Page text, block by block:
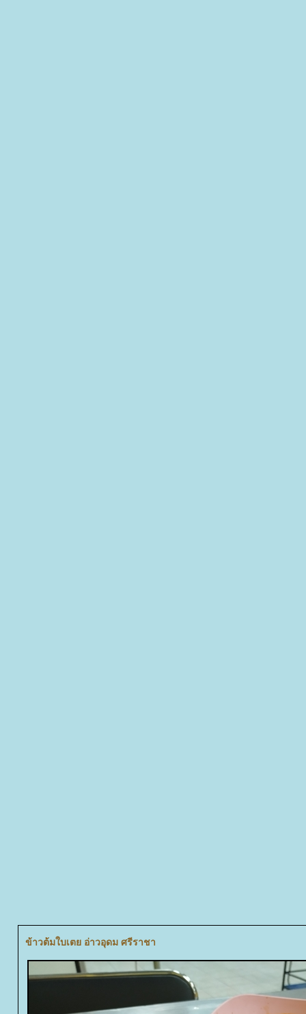
ข้าวต้มใบเตย อ่าวอุดม ศรีราชา